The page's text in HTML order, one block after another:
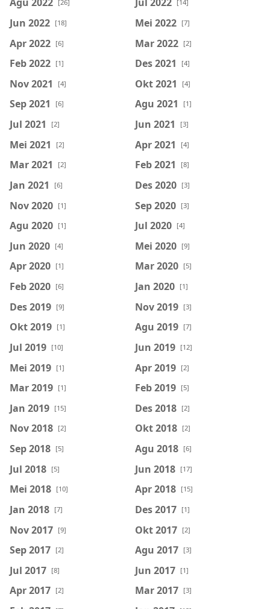
[26] [14]
Jun 2022 [18] Mei 2022 [7]
Apr 2022 [6] Mar 2022 [2]
Feb 2022 [1] Des 2021 [4]
Nov 2021 [4] Okt 2021 [4]
Sep 2021 [6] Agu 2021 [1]
Jul 2021 [2] Jun 2021 [3]
Mei 2021 [2] Apr 2021 [4]
Mar 2021 [2] Feb 2021 [8]
Jan 2021 [6] Des 2020 [3]
Nov 2020 [1] Sep 2020 [3]
Agu 2020 [1] Jul 2020 [4]
Jun 2020 [4] Mei 2020 [9]
Apr 2020 [1] Mar 2020 [5]
Feb 2020 [6] Jan 2020 [1]
Des 2019 [9] Nov 2019 [3]
Okt 2019 [1] Agu 2019 [7]
Jul 2019 [10] Jun 2019 [12]
Mei 2019 [1] Apr 2019 [2]
Mar 2019 [1] Feb 2019 [5]
Jan 2019 [15] Des 2018 [2]
Nov 2018 [2] Okt 2018 [2]
Sep 2018 [5] Agu 2018 [6]
Jul 2018 [5] Jun 2018 [17]
Mei 2018 [10] Apr 2018 [15]
Jan 2018 [7] Des 2017 [1]
Nov 2017 [9] Okt 2017 [2]
Sep 2017 [2] Agu 2017 [3]
Jul 2017 [8] Jun 2017 [1]
Apr 2017 [2] Mar 2017 [3]